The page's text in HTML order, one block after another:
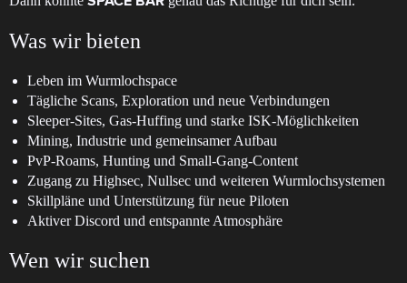
Was wir bieten
Leben im Wurmlochspace
Tägliche Scans, Exploration und neue Verbindungen
Sleeper-Sites, Gas-Huffing und starke ISK-Möglichkeiten
Mining, Industrie und gemeinsamer Aufbau
PvP-Roams, Hunting und Small-Gang-Content
Zugang zu Highsec, Nullsec und weiteren Wurmlochsystemen
Skillpläne und Unterstützung für neue Piloten
Aktiver Discord und entspannte Atmosphäre
Wen wir suchen